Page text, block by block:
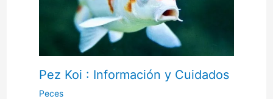
Pez Koi : Información y Cuidados
Peces